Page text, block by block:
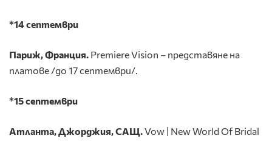
*14 септември
Париж, Франция. Premiere Vision – представяне на
платове /до 17 септември/.
*15 септември
Атланта, Джорджия, САЩ.Vow | New World Of Bridal